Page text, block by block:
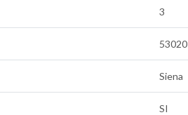
3
53020
Siena
SI